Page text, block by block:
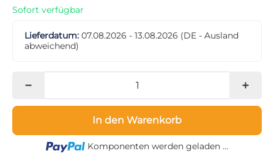
Sofort verfügbar
Lieferdatum: 07.08.2026 - 13.08.2026 (DE - Ausland
abweichend)
In den Warenkorb
Loading...
Komponenten werden geladen ...